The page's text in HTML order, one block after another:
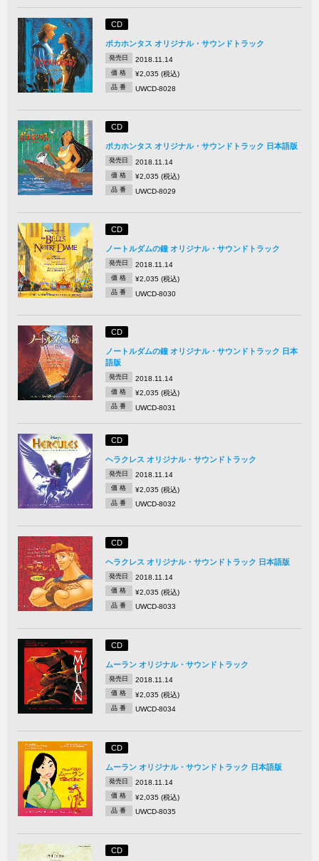
CD
ポカホンタス オリジナル・サウンドトラック
発売日 2018.11.14
価 格 ¥2,035 (税込)
品 番 UWCD-8028
CD
ポカホンタス オリジナル・サウンドトラック 日本語版
発売日 2018.11.14
価 格 ¥2,035 (税込)
品 番 UWCD-8029
CD
ノートルダムの鐘 オリジナル・サウンドトラック
発売日 2018.11.14
価 格 ¥2,035 (税込)
品 番 UWCD-8030
CD
ノートルダムの鐘 オリジナル・サウンドトラック 日本
語版
発売日 2018.11.14
価 格 ¥2,035 (税込)
品 番 UWCD-8031
CD
ヘラクレス オリジナル・サウンドトラック
発売日 2018.11.14
価 格 ¥2,035 (税込)
品 番 UWCD-8032
CD
ヘラクレス オリジナル・サウンドトラック 日本語版
発売日 2018.11.14
価 格 ¥2,035 (税込)
品 番 UWCD-8033
CD
ムーラン オリジナル・サウンドトラック
発売日 2018.11.14
価 格 ¥2,035 (税込)
品 番 UWCD-8034
CD
ムーラン オリジナル・サウンドトラック 日本語版
発売日 2018.11.14
価 格 ¥2,035 (税込)
品 番 UWCD-8035
CD